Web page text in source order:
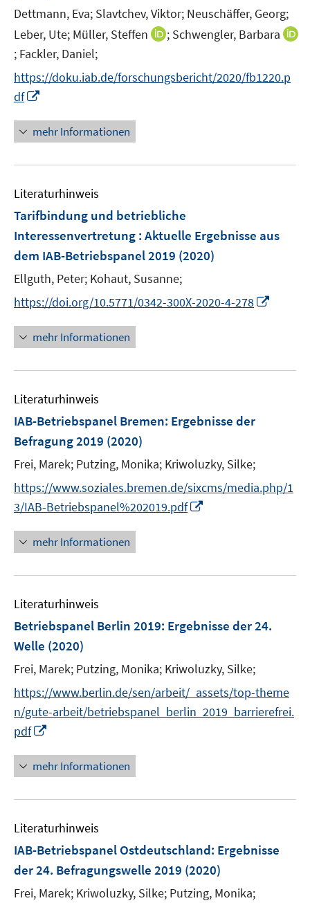
f
f
n
ö
f
f
n
e
e
ö
f
Dettmann, Eva; Slavtchev, Viktor; Neuschäffer, Georg;
Leber, Ute; Müller, Steffen
I
e
e
t
e
r
f
f
; Schwengler, Barbara
I
n
n
e
u
F
e
s
t
e
ö
f
n
e
n
; Fackler, Daniel;
https://doku.iab.de/forschungsbericht/2020/fb1220.p
df
n
e
u
m
F
n
s
t
r
ö
f
e
mehr Informationen
Literaturhinweis
Tarifbindung und betriebliche
Interessenvertretung : Aktuelle Ergebnisse aus
dem IAB-Betriebspanel 2019 (2020)
Ellguth, Peter; Kohaut, Susanne;
https://doi.org/10.5771/0342-300X-2020-4-278
u
t
mehr Informationen
Literaturhinweis
IAB-Betriebspanel Bremen: Ergebnisse der
Befragung 2019 (2020)
Frei, Marek; Putzing, Monika; Kriwoluzky, Silke;
https://www.soziales.bremen.de/sixcms/media.php/1
3/IAB-Betriebspanel%202019.pdf
u
F
s
t
r
e
mehr Informationen
Literaturhinweis
Betriebspanel Berlin 2019: Ergebnisse der 24.
Welle (2020)
Frei, Marek; Putzing, Monika; Kriwoluzky, Silke;
https://www.berlin.de/sen/arbeit/_assets/top-theme
n/gute-arbeit/betriebspanel_berlin_2019_barrierefrei.
pdf
n
e
u
m
F
n
s
mehr Informationen
Literaturhinweis
IAB-Betriebspanel Ostdeutschland: Ergebnisse
der 24. Befragungswelle 2019 (2020)
Frei, Marek; Kriwoluzky, Silke; Putzing, Monika;